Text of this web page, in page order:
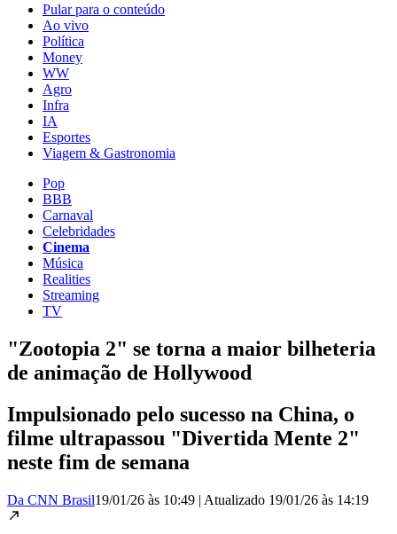
Pular para o conteúdo
Ao vivo
Política
Money
WW
Agro
Infra
IA
Esportes
Viagem & Gastronomia
Pop
BBB
Carnaval
Celebridades
Cinema
Música
Realities
Streaming
TV
"Zootopia 2" se torna a maior bilheteria
de animação de Hollywood
Impulsionado pelo sucesso na China, o
filme ultrapassou "Divertida Mente 2"
neste fim de semana
Da CNN Brasil19/01/26 às 10:49 | Atualizado 19/01/26 às 14:19